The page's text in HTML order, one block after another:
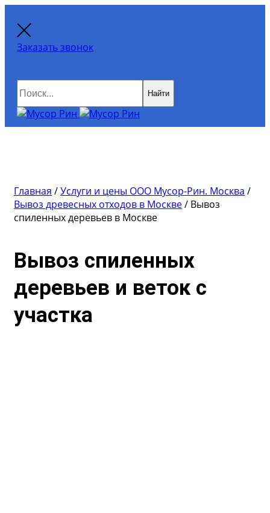
Заказать звонок
Найти
Главная /Услуги и цены ООО Мусор-Рин. Москва /
Вывоз древесных отходов в Москве/ Вывоз
спиленных деревьев в Москве
Вывоз спиленных
деревьев и веток с
участка